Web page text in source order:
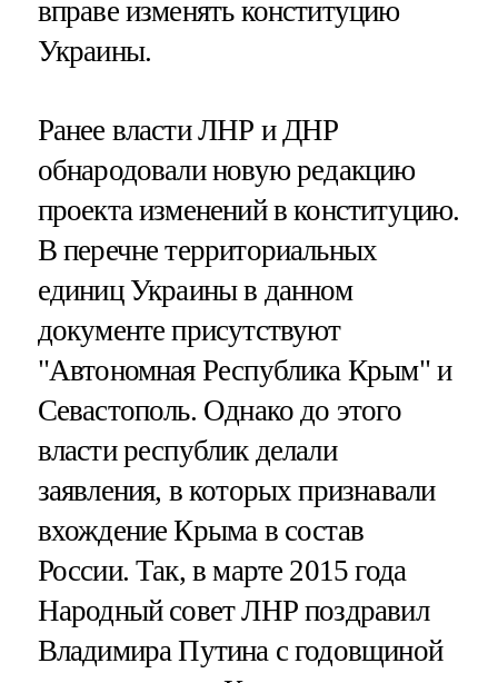
вправе изменять конституцию
Украины.
Ранее власти ЛНР и ДНР
обнародовали новую редакцию
проекта изменений в конституцию.
В перечне территориальных
единиц Украины в данном
документе присутствуют
"Автономная Республика Крым" и
Севастополь. Однако до этого
власти республик делали
заявления, в которых признавали
вхождение Крыма в состав
России. Так, в марте 2015 года
Народный совет ЛНР поздравил
Владимира Путина с годовщиной